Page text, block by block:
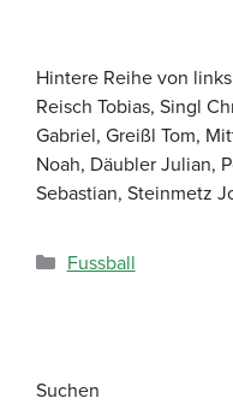
Hintere Reihe von
Reisch Tobias, Singl
Gabriel, Greißl Tom,
Noah, Däubler Julian,
Sebastian, Steinmetz
Fussball
Suchen